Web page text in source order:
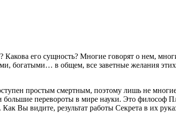
Какова его сущность? Многие говорят о нем,
богатыми… в общем, все заветные желания этих
простым смертным, поэтому лишь не
большие перевороты в мире науки. Это философ
Вы видите, результат работы Секрета в их